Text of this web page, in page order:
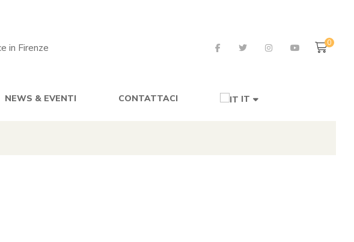
0
NEWS & EVENTI CONTATTACI IT